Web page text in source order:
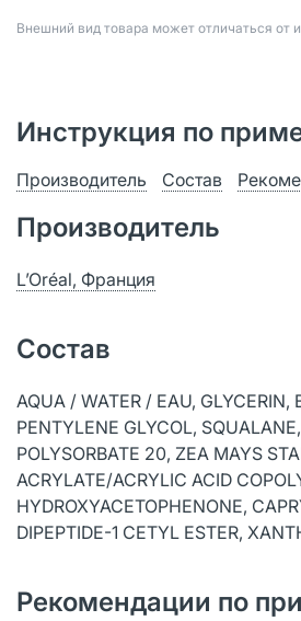
Bнешний вид товара может отличаться от
Инструкция по
Производитель Состав
Производитель
L’Oréal, Франция
Состав
AQUA / WATER / EAU, GLYCERIN,
PENTYLENE GLYCOL,
POLYSORBATE 20, ZEA MAYS
ACRYLATE/ACRYLIC ACID
HYDROXYACETOPHENONE,
DIPEPTIDE-1 CETYL ESTER,
Рекомендации по